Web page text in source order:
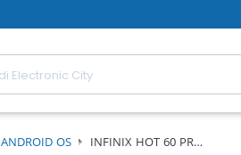
ANDROID OS INFINIX HOT 60 PR…